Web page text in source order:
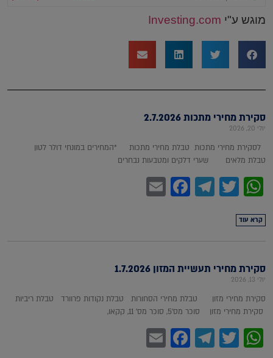
מוגש ע"י Investing.com
סקירת מחירי מתכות 2.7.2026
יולי 20, 2026
לסקירת מחירי מתכות טבלת מחירי מתכות *המחירים במונחי דולר לטון
טבלת מלאים שערי דלקים ומטבעות נבחרים
WhatsApp
Twitter
Telegram
Facebook
קרא עוד
סקירת מחירי תעשיית המזון 1.7.2026
יולי 13, 2026
סקירת מחירי מזון טבלת מחירי הסחורות טבלת נקודות פרוורד טבלת ריביות
סקירת מחירי מזון סוכר מס'5, סוכר מס' 11, קקאו,
WhatsApp
Twitter
Telegram
Facebook